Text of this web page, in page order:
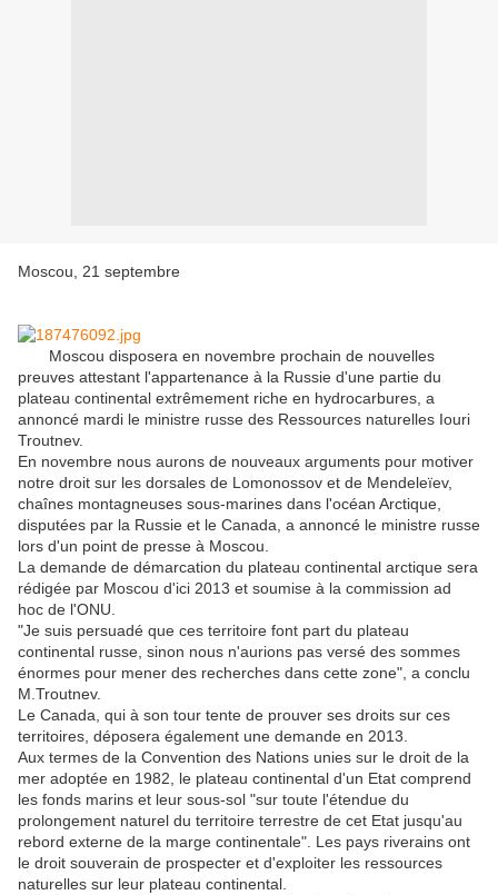
Moscou, 21 septembre
Moscou disposera en novembre prochain de nouvelles
preuves attestant l'appartenance à la Russie d'une partie du
plateau continental extrêmement riche en hydrocarbures, a
annoncé mardi le ministre russe des Ressources naturelles Iouri
Troutnev.
En novembre nous aurons de nouveaux arguments pour motiver
notre droit sur les dorsales de Lomonossov et de Mendeleïev,
chaînes montagneuses sous-marines dans l'océan Arctique,
disputées par la Russie et le Canada, a annoncé le ministre russe
lors d'un point de presse à Moscou.
La demande de démarcation du plateau continental arctique sera
rédigée par Moscou d'ici 2013 et soumise à la commission ad
hoc de l'ONU.
"Je suis persuadé que ces territoire font part du plateau
continental russe, sinon nous n'aurions pas versé des sommes
énormes pour mener des recherches dans cette zone", a conclu
M.Troutnev.
Le Canada, qui à son tour tente de prouver ses droits sur ces
territoires, déposera également une demande en 2013.
Aux termes de la Convention des Nations unies sur le droit de la
mer adoptée en 1982, le plateau continental d'un Etat comprend
les fonds marins et leur sous-sol "sur toute l'étendue du
prolongement naturel du territoire terrestre de cet Etat jusqu'au
rebord externe de la marge continentale". Les pays riverains ont
le droit souverain de prospecter et d'exploiter les ressources
naturelles sur leur plateau continental.